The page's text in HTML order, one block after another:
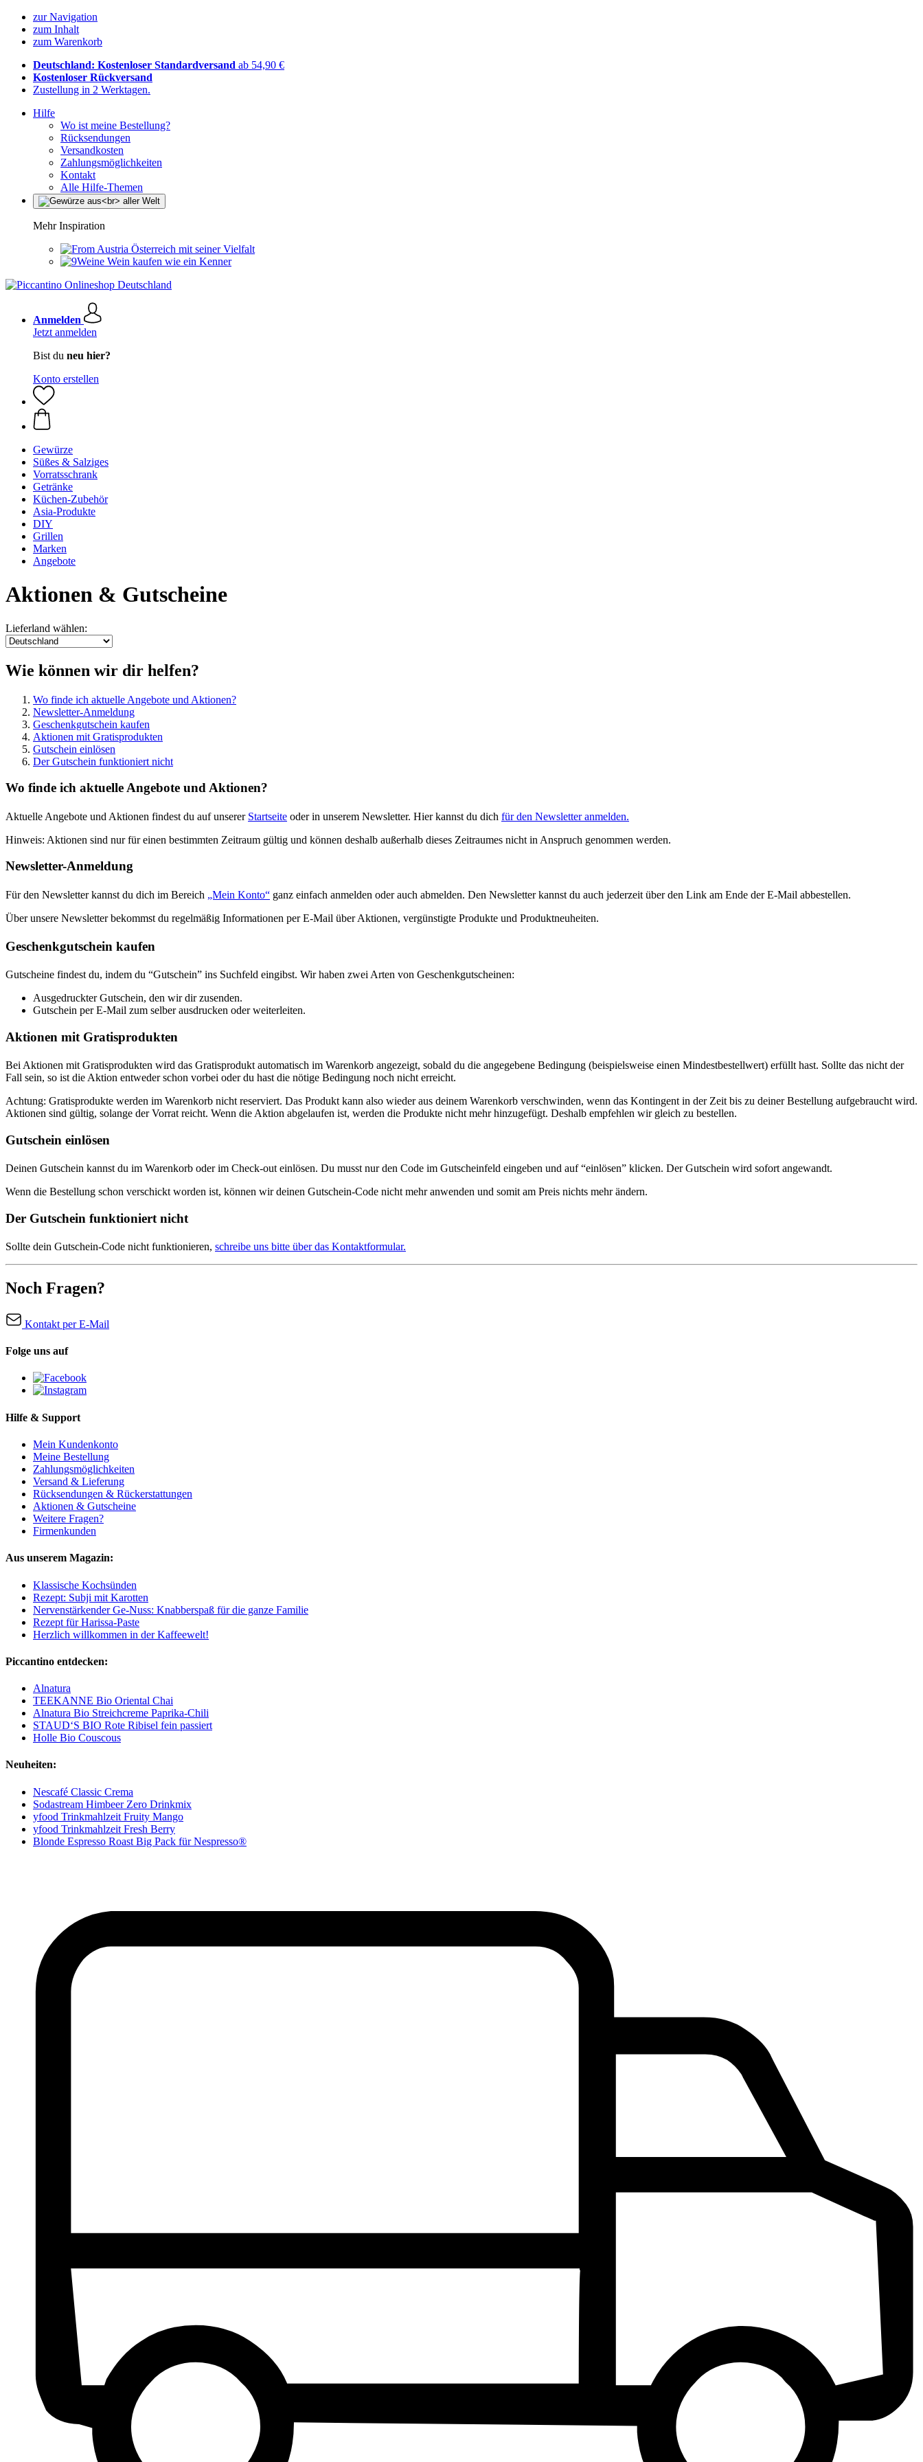
zur Navigation
zum Inhalt
zum Warenkorb
Deutschland: Kostenloser Standardversand ab 54,90 €
Kostenloser Rückversand
Zustellung in 2 Werktagen.
Hilfe
Wo ist meine Bestellung?
Rücksendungen
Versandkosten
Zahlungsmöglichkeiten
Kontakt
Alle Hilfe-Themen
Mehr Inspiration
Österreich mit seiner Vielfalt
Wein kaufen wie ein Kenner
Anmelden
Jetzt anmelden
Bist du neu hier?
Konto erstellen
Gewürze
Süßes & Salziges
Vorratsschrank
Getränke
Küchen-Zubehör
Asia-Produkte
DIY
Grillen
Marken
Angebote
Aktionen & Gutscheine
Lieferland wählen:
Wie können wir dir helfen?
Wo finde ich aktuelle Angebote und Aktionen?
Newsletter-Anmeldung
Geschenkgutschein kaufen
Aktionen mit Gratisprodukten
Gutschein einlösen
Der Gutschein funktioniert nicht
Wo finde ich aktuelle Angebote und Aktionen?
Aktuelle Angebote und Aktionen findest du auf unserer Startseite oder in unserem Newsletter. Hier kannst du dich für den Newsletter anmelden.
Hinweis: Aktionen sind nur für einen bestimmten Zeitraum gültig und können deshalb außerhalb dieses Zeitraumes nicht in Anspruch genommen werden.
Newsletter-Anmeldung
Für den Newsletter kannst du dich im Bereich „Mein Konto“ ganz einfach anmelden oder auch abmelden. Den Newsletter kannst du auch jederzeit über den Link am Ende der E-Mail abbestellen.
Über unsere Newsletter bekommst du regelmäßig Informationen per E-Mail über Aktionen, vergünstigte Produkte und Produktneuheiten.
Geschenkgutschein kaufen
Gutscheine findest du, indem du “Gutschein” ins Suchfeld eingibst. Wir haben zwei Arten von Geschenkgutscheinen:
Ausgedruckter Gutschein, den wir dir zusenden.
Gutschein per E-Mail zum selber ausdrucken oder weiterleiten.
Aktionen mit Gratisprodukten
Bei Aktionen mit Gratisprodukten wird das Gratisprodukt automatisch im Warenkorb angezeigt, sobald du die angegebene Bedingung (beispielsweise einen Mindestbestellwert) erfüllt hast. Sollte das nicht der
Fall sein, so ist die Aktion entweder schon vorbei oder du hast die nötige Bedingung noch nicht erreicht.
Achtung: Gratisprodukte werden im Warenkorb nicht reserviert. Das Produkt kann also wieder aus deinem Warenkorb verschwinden, wenn das Kontingent in der Zeit bis zu deiner Bestellung aufgebraucht wird.
Aktionen sind gültig, solange der Vorrat reicht. Wenn die Aktion abgelaufen ist, werden die Produkte nicht mehr hinzugefügt. Deshalb empfehlen wir gleich zu bestellen.
Gutschein einlösen
Deinen Gutschein kannst du im Warenkorb oder im Check-out einlösen. Du musst nur den Code im Gutscheinfeld eingeben und auf “einlösen” klicken. Der Gutschein wird sofort angewandt.
Wenn die Bestellung schon verschickt worden ist, können wir deinen Gutschein-Code nicht mehr anwenden und somit am Preis nichts mehr ändern.
Der Gutschein funktioniert nicht
Sollte dein Gutschein-Code nicht funktionieren, schreibe uns bitte über das Kontaktformular.
Noch Fragen?
Kontakt per E-Mail
Folge uns auf
Hilfe & Support
Mein Kundenkonto
Meine Bestellung
Zahlungsmöglichkeiten
Versand & Lieferung
Rücksendungen & Rückerstattungen
Aktionen & Gutscheine
Weitere Fragen?
Firmenkunden
Aus unserem Magazin:
Klassische Kochsünden
Rezept: Subji mit Karotten
Nervenstärkender Ge-Nuss: Knabberspaß für die ganze Familie
Rezept für Harissa-Paste
Herzlich willkommen in der Kaffeewelt!
Piccantino entdecken:
Alnatura
TEEKANNE Bio Oriental Chai
Alnatura Bio Streichcreme Paprika-Chili
STAUD‘S BIO Rote Ribisel fein passiert
Holle Bio Couscous
Neuheiten:
Nescafé Classic Crema
Sodastream Himbeer Zero Drinkmix
yfood Trinkmahlzeit Fruity Mango
yfood Trinkmahlzeit Fresh Berry
Blonde Espresso Roast Big Pack für Nespresso®